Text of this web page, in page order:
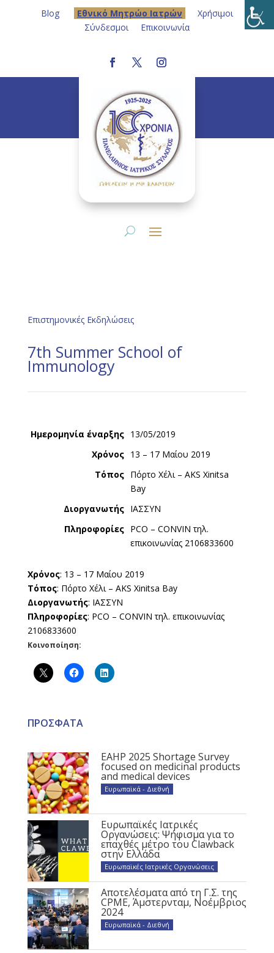
Blog Eθνικό Μητρώο Ιατρών
Χρήσιμοι
Σύνδεσμοι
Επικοινωνία
Επιστημονικές Εκδηλώσεις
7th Summer School of
Immunology
Ημερομηνία έναρξης 13/05/2019
Χρόνος 13 – 17 Μαίου 2019
Τόπος Πόρτο Χέλι – AKS Xinitsa
Bay
Διοργανωτής ΙΑΣΣΥΝ
Πληροφορίες PCO – CONVIN τηλ.
επικοινωνίας 2106833600
Χρόνος: 13 – 17 Μαίου 2019
Τόπος: Πόρτο Χέλι – AKS Xinitsa Bay
Διοργανωτής: ΙΑΣΣΥΝ
Πληροφορίες: PCO – CONVIN τηλ. επικοινωνίας
2106833600
Κοινοποίηση:
ΠΡΟΣΦΑΤΑ
EAHP 2025 Shortage Survey
focused on medicinal products
and medical devices
Ευρωπαϊκά - Διεθνή
Ευρωπαϊκές Ιατρικές
Οργανώσεις: Ψήφισμα για το
επαχθές μέτρο του Clawback
στην Ελλάδα
Ευρωπαϊκές Ιατρικές Οργανώσεις
Αποτελέσματα από τη Γ.Σ. της
CPME, Άμστερνταμ, Νοέμβριος
2024
Ευρωπαϊκά - Διεθνή